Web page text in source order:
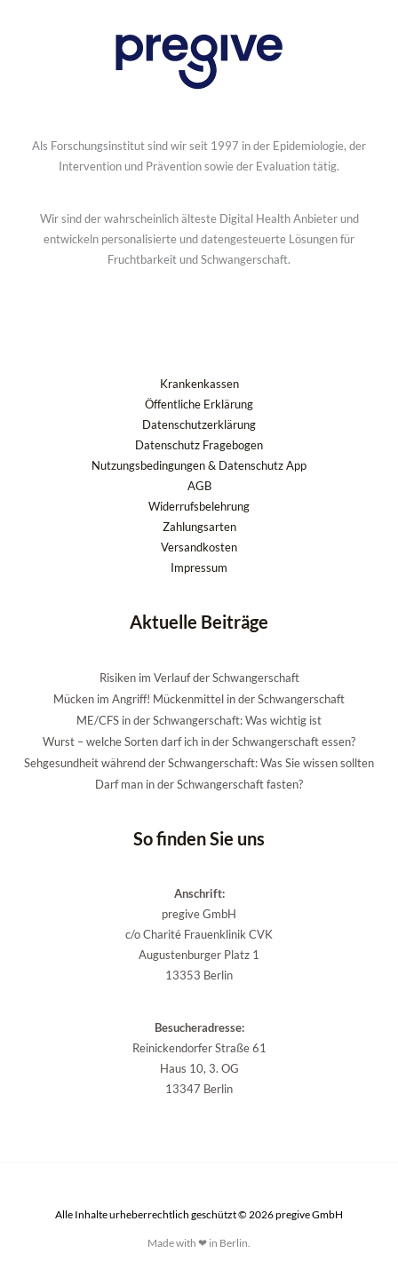
Als Forschungsinstitut sind wir seit 1997 in der Epidemiologie, der
Intervention und Prävention sowie der Evaluation tätig.
Wir sind der wahrscheinlich älteste Digital Health Anbieter und
entwickeln personalisierte und datengesteuerte Lösungen für
Fruchtbarkeit und Schwangerschaft.
Krankenkassen
Öffentliche Erklärung
Datenschutzerklärung
Datenschutz Fragebogen
Nutzungsbedingungen & Datenschutz App
AGB
Widerrufsbelehrung
Zahlungsarten
Versandkosten
Impressum
Aktuelle Beiträge
Risiken im Verlauf der Schwangerschaft
Mücken im Angriff! Mückenmittel in der Schwangerschaft
ME/CFS in der Schwangerschaft: Was wichtig ist
Wurst – welche Sorten darf ich in der Schwangerschaft essen?
Sehgesundheit während der Schwangerschaft: Was Sie wissen sollten
Darf man in der Schwangerschaft fasten?
So finden Sie uns
Anschrift:
pregive GmbH
c/o Charité Frauenklinik CVK
Augustenburger Platz 1
13353 Berlin
Besucheradresse:
Reinickendorfer Straße 61
Haus 10, 3. OG
13347 Berlin
Alle Inhalte urheberrechtlich geschützt © 2026 pregive GmbH
Made with ❤ in Berlin.